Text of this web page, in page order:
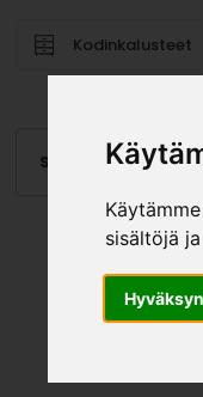
sisältöjä
Hyväksyn
Kodinkalusteet
Saranat